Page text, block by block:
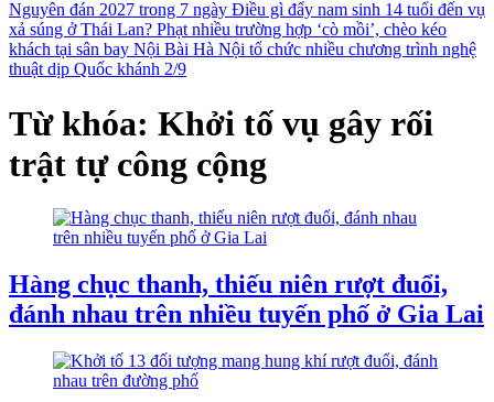
Nguyên đán 2027 trong 7 ngày Điều gì đẩy nam sinh 14 tuổi đến vụ
xả súng ở Thái Lan? Phạt nhiều trường hợp ‘cò mồi’, chèo kéo
khách tại sân bay Nội Bài Hà Nội tổ chức nhiều chương trình nghệ
thuật dịp Quốc khánh 2/9
Từ khóa: Khởi tố vụ gây rối
trật tự công cộng
Hàng chục thanh, thiếu niên rượt đuổi,
đánh nhau trên nhiều tuyến phố ở Gia Lai